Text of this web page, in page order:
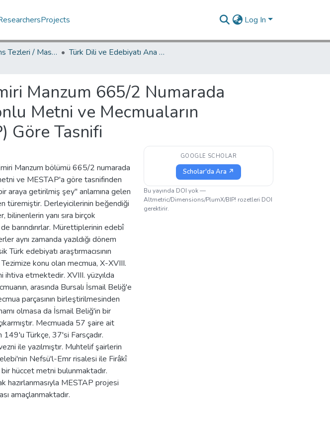
Projects Log In
Yüksek Lisans Tezleri / Master's Theses
Türk Dili ve Edebiyatı Ana Bilim Dalı / Department of Turkish Language and Literature
Manzum 665/2 Numarada
Metni ve Mecmuaların
Göre Tasnifi
Manzum bölümü 665/2 numarada
ve MESTAP'a göre tasnifinden
araya getirilmiş şey" anlamına gelen
türemiştir. Derleyicilerinin beğendiği
bilinenlerin yanı sıra birçok
barındırırlar. Mürettiplerinin edebî
aynı zamanda yazıldığı dönem
Türk edebiyatı araştırmacısının
konu olan mecmua, X-XVIII.
ihtiva etmektedir. XVIII. yüzyılda
arasında Bursalı İsmail Beliğ'e
parçasının birleştirilmesinden
olmasa da İsmail Beliğ'in bir
Mecmuada 57 şaire ait
Türkçe, 37'si Farsçadır.
ile yazılmıştır. Muhtelif şairlerin
Nefsü'l-Emr risalesi ile Firâkî
hüccet metni bulunmaktadır.
hazırlanmasıyla MESTAP projesi
amaçlanmaktadır.
GOOGLE SCHOLAR
Scholar'da Ara ↗
Bu yayında DOI yok —
Altmetric/Dimensions/PlumX/BIP! rozetleri DOI
gerektirir.